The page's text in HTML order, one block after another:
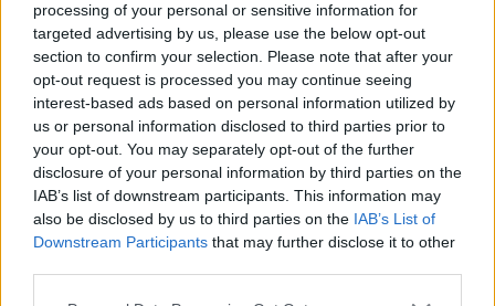
processing of your personal or sensitive information for
targeted advertising by us, please use the below opt-out
section to confirm your selection. Please note that after your
opt-out request is processed you may continue seeing
interest-based ads based on personal information utilized by
us or personal information disclosed to third parties prior to
your opt-out. You may separately opt-out of the further
disclosure of your personal information by third parties on the
IAB’s list of downstream participants. This information may
also be disclosed by us to third parties on the IAB’s List of
Downstream Participants that may further disclose it to other